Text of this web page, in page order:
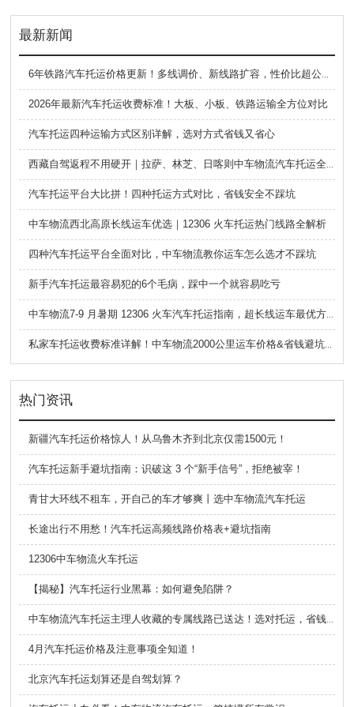
最新新闻
6年铁路汽车托运价格更新！多线调价、新线路扩容，性价比超公路大板车
2026年最新汽车托运收费标准！大板、小板、铁路运输全方位对比
汽车托运四种运输方式区别详解，选对方式省钱又省心
西藏自驾返程不用硬开｜拉萨、林芝、日喀则中车物流汽车托运全指南
汽车托运平台大比拼！四种托运方式对比，省钱安全不踩坑
中车物流西北高原长线运车优选｜12306 火车托运热门线路全解析
四种汽车托运平台全面对比，中车物流教你运车怎么选才不踩坑
新手汽车托运最容易犯的6个毛病，踩中一个就容易吃亏
中车物流7-9 月暑期 12306 火车汽车托运指南，超长线运车最优方案
私家车托运收费标准详解！中车物流2000公里运车价格&省钱避坑指南
热门资讯
新疆汽车托运价格惊人！从乌鲁木齐到北京仅需1500元！
汽车托运新手避坑指南：识破这 3 个“新手信号”，拒绝被宰！
青甘大环线不租车，开自己的车才够爽丨选中车物流汽车托运
长途出行不用愁！汽车托运高频线路价格表+避坑指南
12306中车物流火车托运
【揭秘】汽车托运行业黑幕：如何避免陷阱？
中车物流汽车托运主理人收藏的专属线路已送达！选对托运，省钱超easy！
4月汽车托运价格及注意事项全知道！
北京汽车托运划算还是自驾划算？